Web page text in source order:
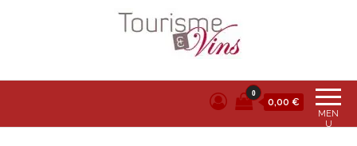
Tourisme et vins
MEN
U
0
0,00 €